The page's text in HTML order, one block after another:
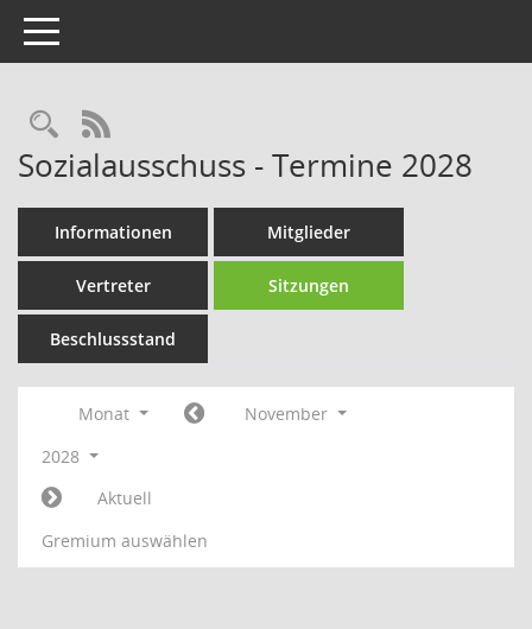
Toggle navigation
Rechercheauswahl
RSS-Feed
Sozialausschuss - Termine 2028
Informationen Mitglieder
Vertreter Sitzungen
Beschlussstand
Monat
November
2028
Aktuell
Gremium auswählen